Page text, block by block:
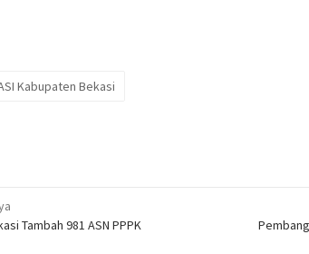
Kabupaten Bekasi
Tambah 981 ASN PPPK